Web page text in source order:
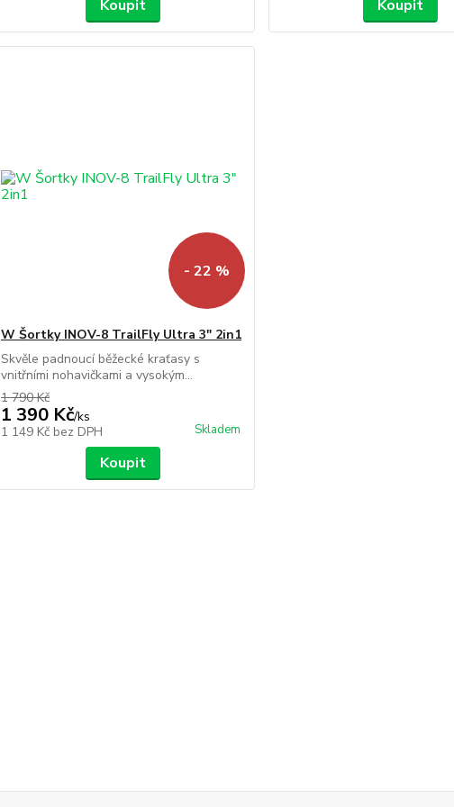
Koupit Koupit
- 22 %
W Šortky INOV-8 TrailFly Ultra 3" 2in1
Skvěle padnoucí běžecké kraťasy s
vnitřními nohavičkami a vysokým...
1 790 Kč
1 390 Kč/ks
1 149 Kč bez DPH Skladem
Koupit